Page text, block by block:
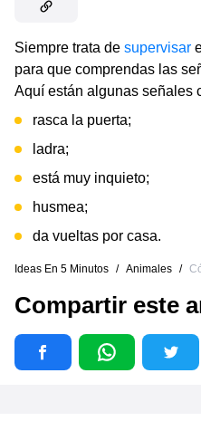
Siempre trata de supervisar
para que comprendas las
Aquí están algunas señales
rasca la puerta;
ladra;
está muy inquieto;
husmea;
da vueltas por casa.
Ideas En 5 Minutos / Animales /
Compartir este